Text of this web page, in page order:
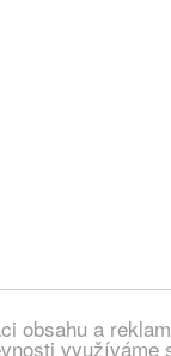
obsahu a
využíváme